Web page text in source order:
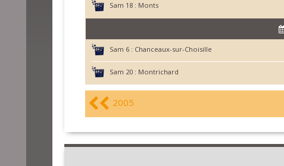
Sam 18 : Monts
Sam 6 : Chanceaux-sur-Choisille
Sam 20 : Montrichard
2005